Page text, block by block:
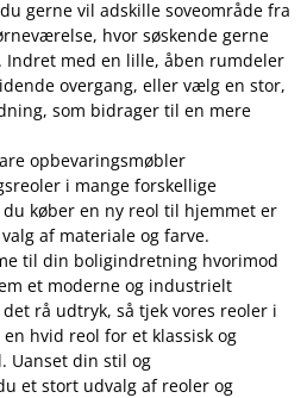
gerne vil adskille soveområde fra
hvor søskende gerne
med en lille, åben rumdeler
overgang, eller vælg en stor,
som bidrager til en mere
opbevaringsmøbler
i mange forskellige
køber en ny reol til hjemmet er
af materiale og farve.
til din boligindretning hvorimod
et moderne og industrielt
rå udtryk, så tjek vores reoler i
hvid reol for et klassisk og
Uanset din stil og
et stort udvalg af reoler og